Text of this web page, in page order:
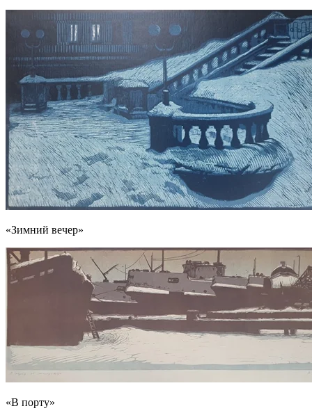
«Зимний вечер»
«В порту»